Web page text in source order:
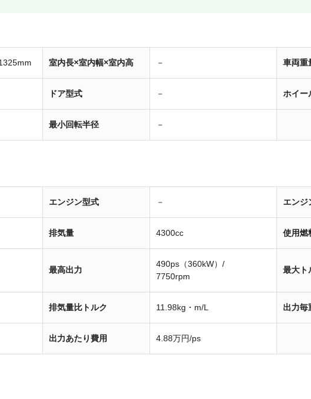
室内長×室内幅×室内高 － 車両重
ドア型式 － ホイー
最小回転半径 －
エンジン型式 － エンジ
排気量 4300cc 使用燃
最高出力
490ps（360kW）/
7750rpm
最大ト
排気量比トルク 11.98kg・m/L 出力毎
出力あたり費用 4.88万円/ps